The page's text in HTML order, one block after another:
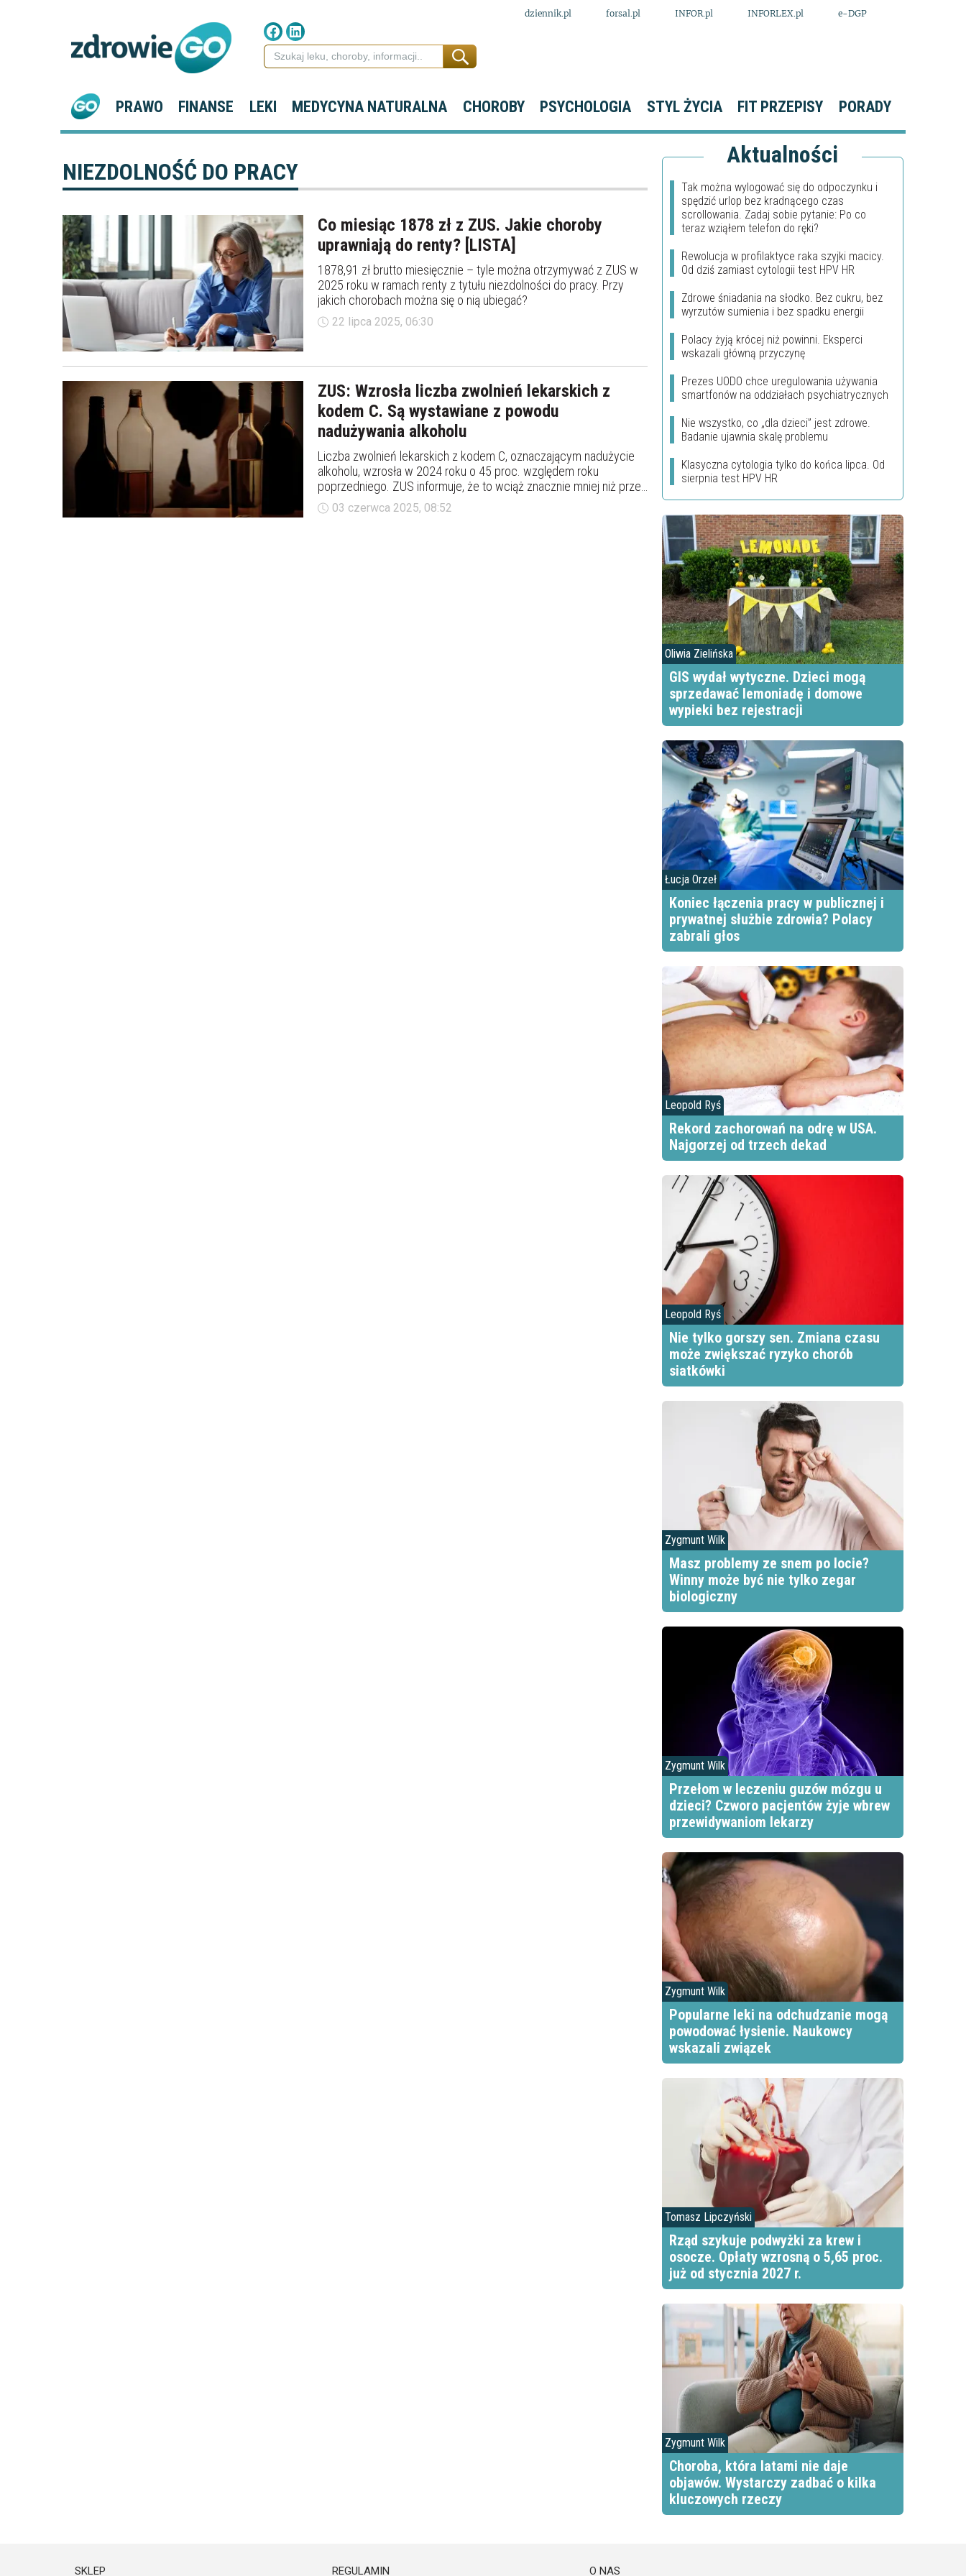
dziennik.pl forsal.pl INFOR.pl INFORLEX.pl e-DGP
PRAWO FINANSE LEKI MEDYCYNA NATURALNA CHOROBY PSYCHOLOGIA STYL ŻYCIA FIT PRZEPISY PORADY
NIEZDOLNOŚĆ DO PRACY
Co miesiąc 1878 zł z ZUS. Jakie choroby
uprawniają do renty? [LISTA]
1878,91 zł brutto miesięcznie – tyle można otrzymywać z ZUS w
2025 roku w ramach renty z tytułu niezdolności do pracy. Przy
jakich chorobach można się o nią ubiegać?
22 lipca 2025, 06:30
ZUS: Wzrosła liczba zwolnień lekarskich z
kodem C. Są wystawiane z powodu
nadużywania alkoholu
Liczba zwolnień lekarskich z kodem C, oznaczającym nadużycie
alkoholu, wzrosła w 2024 roku o 45 proc. względem roku
poprzedniego. ZUS informuje, że to wciąż znacznie mniej niż przed
pandemią COVID-19.
03 czerwca 2025, 08:52
Aktualności
Tak można wylogować się do odpoczynku i
spędzić urlop bez kradnącego czas
scrollowania. Zadaj sobie pytanie: Po co
teraz wziąłem telefon do ręki?
Rewolucja w profilaktyce raka szyjki macicy.
Od dziś zamiast cytologii test HPV HR
Zdrowe śniadania na słodko. Bez cukru, bez
wyrzutów sumienia i bez spadku energii
Polacy żyją krócej niż powinni. Eksperci
wskazali główną przyczynę
Prezes UODO chce uregulowania używania
smartfonów na oddziałach psychiatrycznych
Nie wszystko, co „dla dzieci” jest zdrowe.
Badanie ujawnia skalę problemu
Klasyczna cytologia tylko do końca lipca. Od
sierpnia test HPV HR
Oliwia Zielińska
GIS wydał wytyczne. Dzieci mogą
sprzedawać lemoniadę i domowe
wypieki bez rejestracji
Łucja Orzeł
Koniec łączenia pracy w publicznej i
prywatnej służbie zdrowia? Polacy
zabrali głos
Leopold Ryś
Rekord zachorowań na odrę w USA.
Najgorzej od trzech dekad
Leopold Ryś
Nie tylko gorszy sen. Zmiana czasu
może zwiększać ryzyko chorób
siatkówki
Zygmunt Wilk
Masz problemy ze snem po locie?
Winny może być nie tylko zegar
biologiczny
Zygmunt Wilk
Przełom w leczeniu guzów mózgu u
dzieci? Czworo pacjentów żyje wbrew
przewidywaniom lekarzy
Zygmunt Wilk
Popularne leki na odchudzanie mogą
powodować łysienie. Naukowcy
wskazali związek
Tomasz Lipczyński
Rząd szykuje podwyżki za krew i
osocze. Opłaty wzrosną o 5,65 proc.
już od stycznia 2027 r.
Zygmunt Wilk
Choroba, która latami nie daje
objawów. Wystarczy zadbać o kilka
kluczowych rzeczy
SKLEP REGULAMIN O NAS